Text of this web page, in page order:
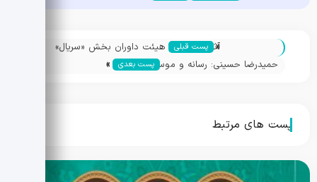
« پست قبلی
آثار راه‌یافته و هیئت داوران بخش «سریال»
جشنواره میراث‌فرهنگی معرفی شدند
حمیدرضا حسینی: رسانه و موسیقی، زبان
پست بعدی »
پست های مرتبط